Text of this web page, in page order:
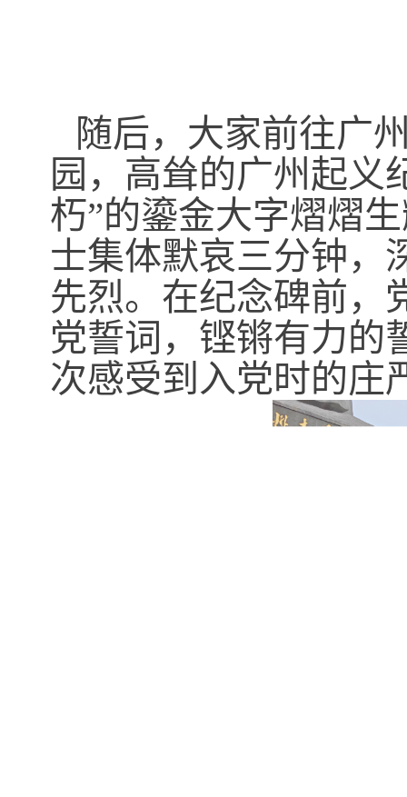
随后，大家前往广
园，高耸的广州起义
朽”的鎏金大字熠熠
士集体默哀三分钟，
先烈。在纪念碑前，
党誓词，铿锵有力的
次感受到入党时的庄